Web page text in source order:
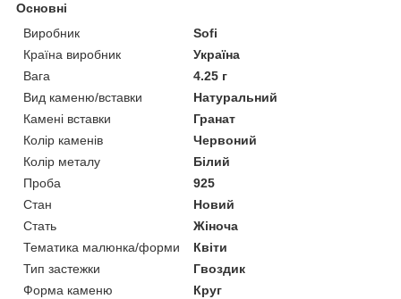
Основні
Виробник
Sofi
Країна виробник
Україна
Вага
4.25 г
Вид каменю/вставки
Натуральний
Камені вставки
Гранат
Колір каменів
Червоний
Колір металу
Білий
Проба
925
Стан
Новий
Стать
Жіноча
Тематика малюнка/форми
Квіти
Тип застежки
Гвоздик
Форма каменю
Круг